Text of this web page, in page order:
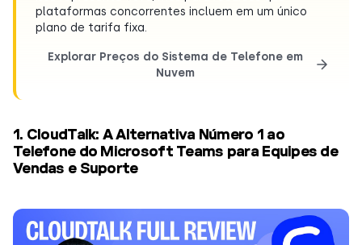
plataformas concorrentes incluem em um único
plano de tarifa fixa.
Explorar Preços do Sistema de Telefone em
Nuvem
1. CloudTalk: A Alternativa Número 1 ao
Telefone do Microsoft Teams para Equipes de
Vendas e Suporte